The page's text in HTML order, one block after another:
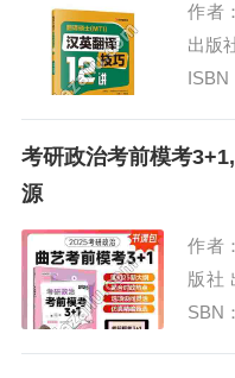
作者
出版
ISBN
考研政治考前模考
源
作者
版社
SBN